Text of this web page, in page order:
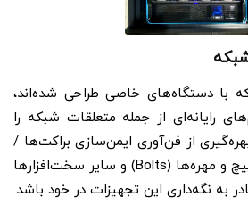
با دستگاه‌های خاصی طراحی شده‌اند،
رایانه‌ای از جمله متعلقات شبکه را
از فن‌آوری ایمن‌سازی براکت‌ها /
گوشواره‌ها (Brackets)، پیچ و مهره‌ها (Bolts) و سایر سخت‌افزارها
به نگه‌داری این تجهیزات در خود باشد.